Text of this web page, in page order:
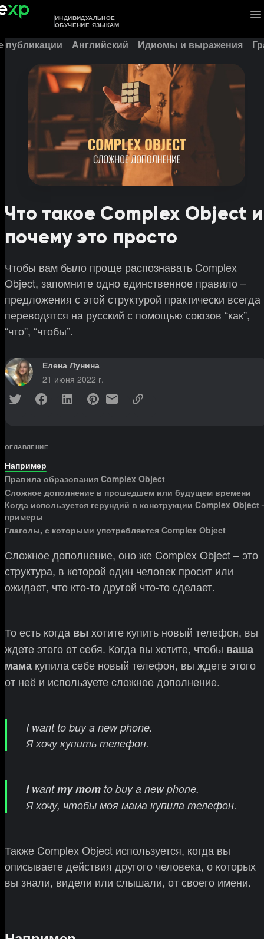
ИНДИВИДУАЛЬНОЕ
ОБУЧЕНИЕ ЯЗЫКАМ
публикации Английский Идиомы и выражения
Что такое Complex Object и
почему это просто
Чтобы вам было проще распознавать Complex
Object, запомните одно единственное правило –
предложения с этой структурой практически всегда
переводятся на русский с помощью союзов “как”,
“что”, “чтобы”.
Елена Лунина
21 июня 2022 г.
ОГЛАВЛЕНИЕ
Например
Правила образования Complex Object
Сложное дополнение в прошедшем или будущем времени
Когда используется герундий в конструкции Complex Object
примеры
Глаголы, с которыми употребляется Complex Object
Сложное дополнение, оно же Complex Object – это
структура, в которой один человек просит или
ожидает, что кто-то другой что-то сделает.
То есть когда вы хотите купить новый телефон, вы
ждете этого от себя. Когда вы хотите, чтобы ваша
мама купила себе новый телефон, вы ждете этого
от неё и используете сложное дополнение.
I want to buy a new phone.
Я хочу купить телефон.
Iwantmy mom to buy a new phone.
Я хочу, чтобы моя мама купила телефон.
Также Complex Object используется, когда вы
описываете действия другого человека, о которых
вы знали, видели или слышали, от своего имени.